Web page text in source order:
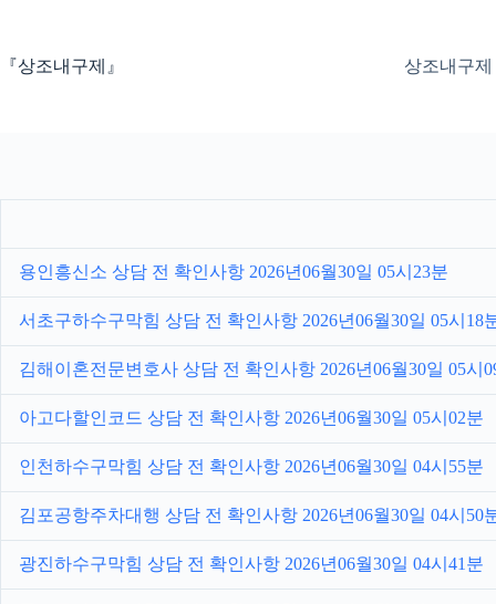
으『상조내구제』 상조내구제
용인흥신소 상담 전 확인사항 2026년06월30일 05시23분
서초구하수구막힘 상담 전 확인사항 2026년06월30일 05시18
김해이혼전문변호사 상담 전 확인사항 2026년06월30일 05시
아고다할인코드 상담 전 확인사항 2026년06월30일 05시02분
인천하수구막힘 상담 전 확인사항 2026년06월30일 04시55분
김포공항주차대행 상담 전 확인사항 2026년06월30일 04시50
광진하수구막힘 상담 전 확인사항 2026년06월30일 04시41분